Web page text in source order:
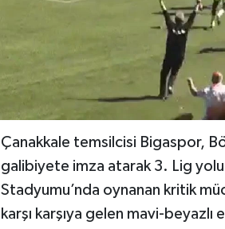
Çanakkale temsilcisi Bigaspor,
galibiyete imza atarak 3. Lig
Stadyumu’nda oynanan kritik
karşı karşıya gelen mavi-